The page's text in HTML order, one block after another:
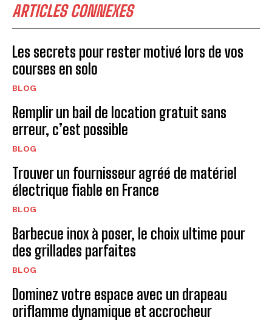
ARTICLES CONNEXES
Les secrets pour rester motivé lors de vos
courses en solo
BLOG
Remplir un bail de location gratuit sans
erreur, c’est possible
BLOG
Trouver un fournisseur agréé de matériel
électrique fiable en France
BLOG
Barbecue inox à poser, le choix ultime pour
des grillades parfaites
BLOG
Dominez votre espace avec un drapeau
oriflamme dynamique et accrocheur